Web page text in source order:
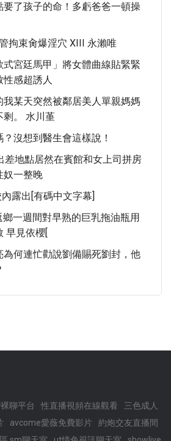
要了孩子的命！多虧爸爸一頓操
拘束肏爆淫穴 XIII 永瀨唯
宮廷馬甲」將女體曲線貼緊緊
性感超誘人
我某天突然被鄰居美人單親媽媽
剩。 水川堇
沒想到醫生會這樣說！
差地點居然在賓館和女上司拼房
奴一整晚
露出[有碼中文字幕]
一週間對早熟的巨乳拖油瓶用
早見依櫻[
為何連忙勸說劉備賜死劉封，他
聊平台 性直播視頻在線觀看
三色成人
avcome愛薇免費影片
約炮交友直播間